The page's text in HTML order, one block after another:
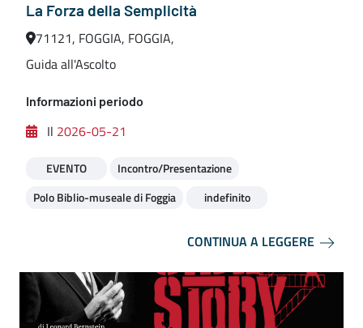
La Forza della Semplicità
71121, FOGGIA, FOGGIA,
Guida all'Ascolto
Informazioni periodo
Il 2026-05-21
EVENTO
Incontro/Presentazione
Polo Biblio-museale di Foggia
indefinito
CONTINUA A LEGGERE